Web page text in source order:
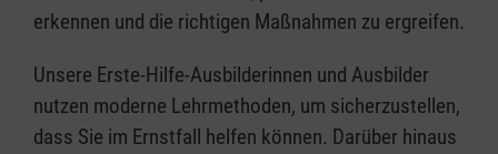
erkennen und die richtigen Maßnahmen zu ergreifen.
Unsere Erste-Hilfe-Ausbilderinnen und Ausbilder
nutzen moderne Lehrmethoden, um sicherzustellen,
dass Sie im Ernstfall helfen können. Darüber hinaus